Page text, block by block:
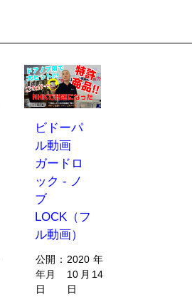
ビドーパ
ル動画
ガードロ
ック - ノ
ブ
LOCK（フ
ル動画）
公開
年月
日
： 2020年
10月14
日